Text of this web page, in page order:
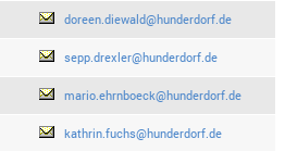
doreen.diewald@hunderdorf.de
sepp.drexler@hunderdorf.de
mario.ehrnboeck@hunderdorf.de
kathrin.fuchs@hunderdorf.de